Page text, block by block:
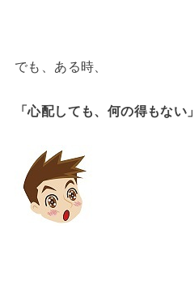
でも、ある時、
「心配しても、何の得もない」